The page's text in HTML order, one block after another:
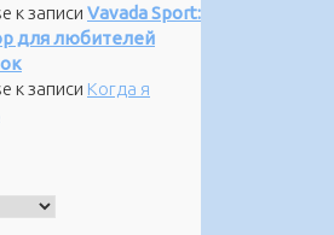
к записи Vavada Sport:
для любителей
к записи Когда я